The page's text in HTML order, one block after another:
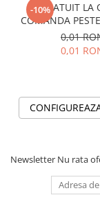
-10%GRATUIT LA
COMANDA
Cutie
Black and
0,01
0,01
Newsletter Nu rata